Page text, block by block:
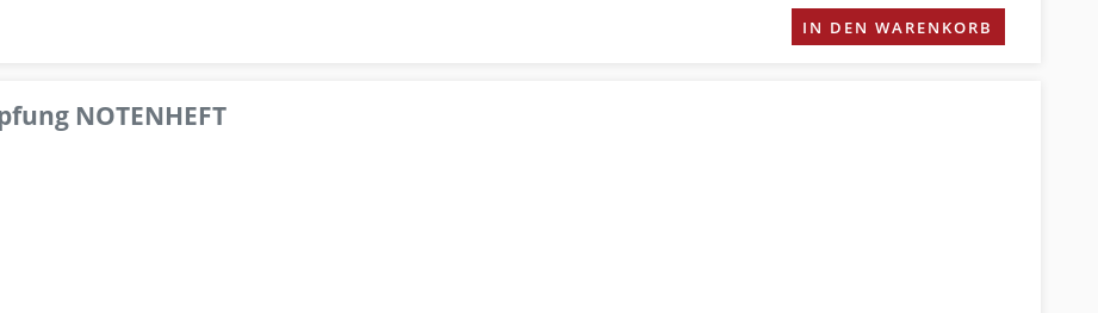
IN DEN WARENKORB
NOTENHEFT